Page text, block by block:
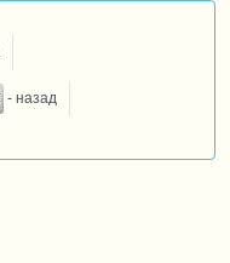
- назад